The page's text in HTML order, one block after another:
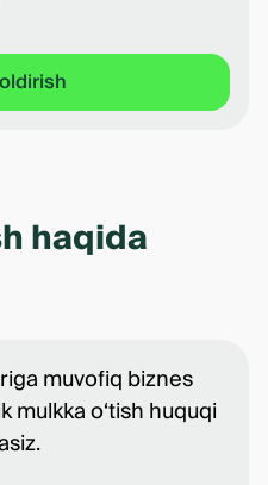
haqida
muvofiq biznes
mulkka o‘tish huquqi